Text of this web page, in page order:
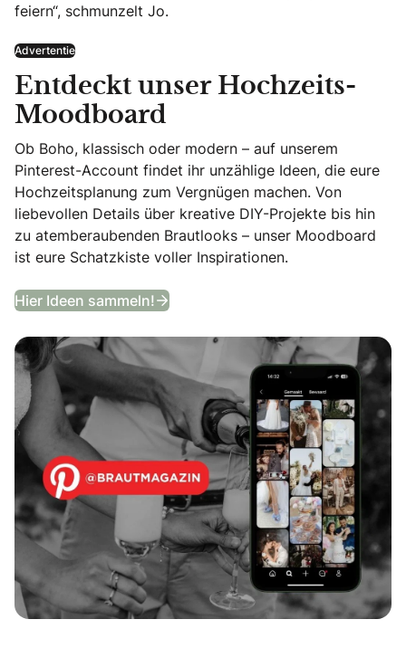
feiern“, schmunzelt Jo.
Advertentie
Entdeckt unser Hochzeits-
Moodboard
Ob Boho, klassisch oder modern – auf unserem
Pinterest-Account findet ihr unzählige Ideen, die eure
Hochzeitsplanung zum Vergnügen machen. Von
liebevollen Details über kreative DIY-Projekte bis hin
zu atemberaubenden Brautlooks – unser Moodboard
ist eure Schatzkiste voller Inspirationen.
Hier Ideen sammeln! Entdeckt unser Hochzeits-